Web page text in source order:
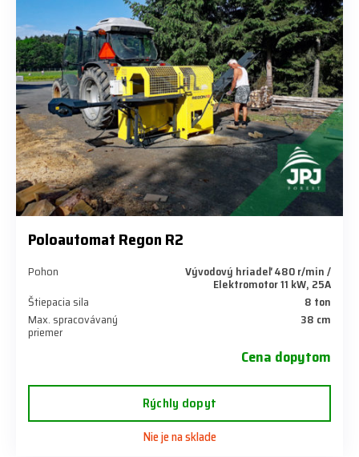
Poloautomat Regon R2
Pohon Vývodový hriadeľ 480 r/min /
Elektromotor 11 kW, 25A
Štiepacia sila
8 ton
Max. spracovávaný
priemer
38 cm
Cena dopytom
Rýchly dopyt
Nie je na sklade